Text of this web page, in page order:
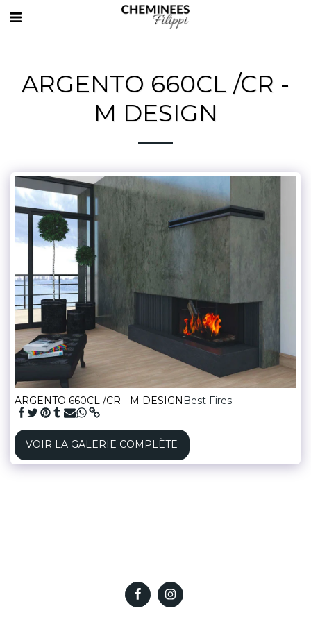
ARGENTO 660CL /CR -
M DESIGN
ARGENTO 660CL /CR - M DESIGN Best Fires
VOIR LA GALERIE COMPLÈTE